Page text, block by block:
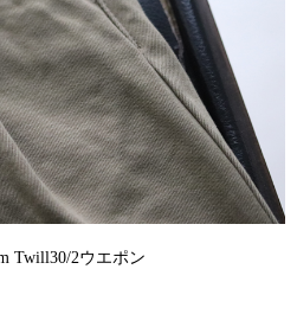
Twill30/2ウエポン